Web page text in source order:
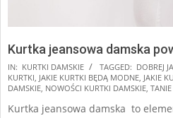
Kurtka jeansowa damska
2025-
07-
IN: KURTKI DAMSKIE TAGGED: DOBREJ
KURTKI, JAKIE KURTKI BĘDĄ MODNE, JAKIE
DAMSKIE, NOWOŚCI KURTKI DAMSKIE,
Kurtka jeansowa damska to